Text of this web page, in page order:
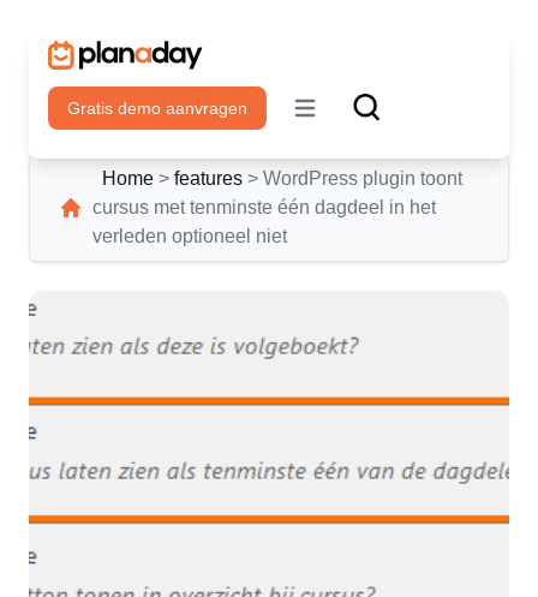
Gratis demo aanvragen
Open main menu
Home > features > WordPress plugin toont
cursus met tenminste één dagdeel in het
verleden optioneel niet